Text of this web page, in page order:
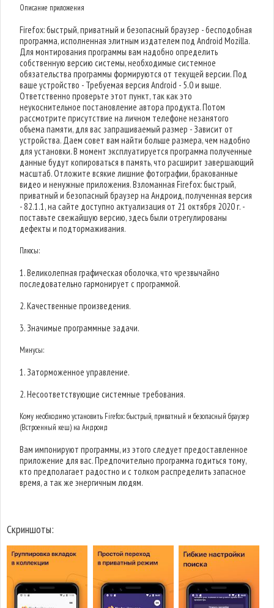
Описание приложения
Firefox: быстрый, приватный и безопасный браузер - бесподобная
программа, исполненная элитным издателем под Android Mozilla.
Для монтирования программы вам надобно определить
собственную версию системы, необходимые системное
обязательства программы формируются от текущей версии. Под
ваше устройство - Требуемая версия Android - 5.0 и выше.
Ответственно проверьте этот пункт, так как это
неукоснительное постановление автора продукта. Потом
рассмотрите присутствие на личном телефоне незанятого
объема памяти, для вас запрашиваемый размер - Зависит от
устройства. Даем совет вам найти больше размера, чем надобно
для установки. В момент эксплуатируется программа полученные
данные будут копироваться в память, что расширит завершающий
масштаб. Отложите всякие лишние фотографии, бракованные
видео и ненужные приложения. Взломанная Firefox: быстрый,
приватный и безопасный браузер на Андроид, полученная версия
- 82.1.1, на сайте доступно актуализация от 21 октября 2020 г. -
поставьте свежайшую версию, здесь были отрегулированы
дефекты и подтормаживания.
Плюсы:
1. Великолепная графическая оболочка, что чрезвычайно
последовательно гармонирует с программой.
2. Качественные произведения.
3. Значимые программные задачи.
Минусы:
1. Заторможенное управление.
2. Несоответствующие системные требования.
Кому необходимо установить Firefox: быстрый, приватный и безопасный браузер
(Встроенный кеш) на Андроид
Вам импонируют программы, из этого следует предоставленное
приложение для вас. Предпочительно программа годиться тому,
кто предполагает радостно и с толком распределить запасное
время, а так же энергичным людям.
Скриншоты: